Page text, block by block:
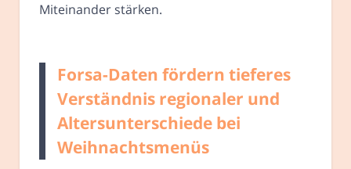
Miteinander stärken.
Forsa-Daten fördern tieferes
Verständnis regionaler und
Altersunterschiede bei
Weihnachtsmenüs